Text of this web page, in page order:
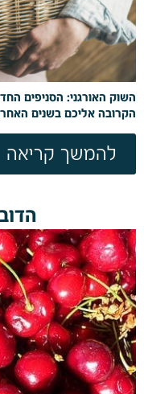
השוק האורגני: הסניפים
הקרובה אליכם בשנים
להמשך קריאה